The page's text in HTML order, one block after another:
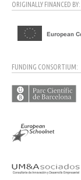
ORIGINALLY FINANCED BY:
FUNDING CONSORTIUM: